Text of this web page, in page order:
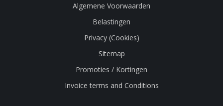
Algemene Voorwaarden
Belastingen
Privacy (Cookies)
Sitemap
Promoties / Kortingen
Invoice terms and Conditions